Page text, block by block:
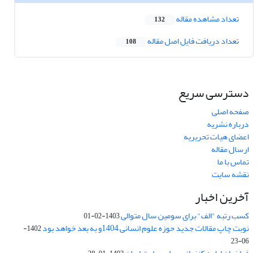
تعداد مشاهده مقاله 132
تعداد دریافت فایل اصل مقاله 108
دسترسی سریع
صفحه اصلی
درباره نشریه
اعضای هیات تحریریه
ارسال مقاله
تماس با ما
نقشه سایت
آخرین اخبار
کسب رتبه "الف" برای سومین سال متوالی1403-02-01
نوبت چاپ مقالات جدید حوزه علوم انسانی 1404و به بعد خواهد بود
1402-
06-23